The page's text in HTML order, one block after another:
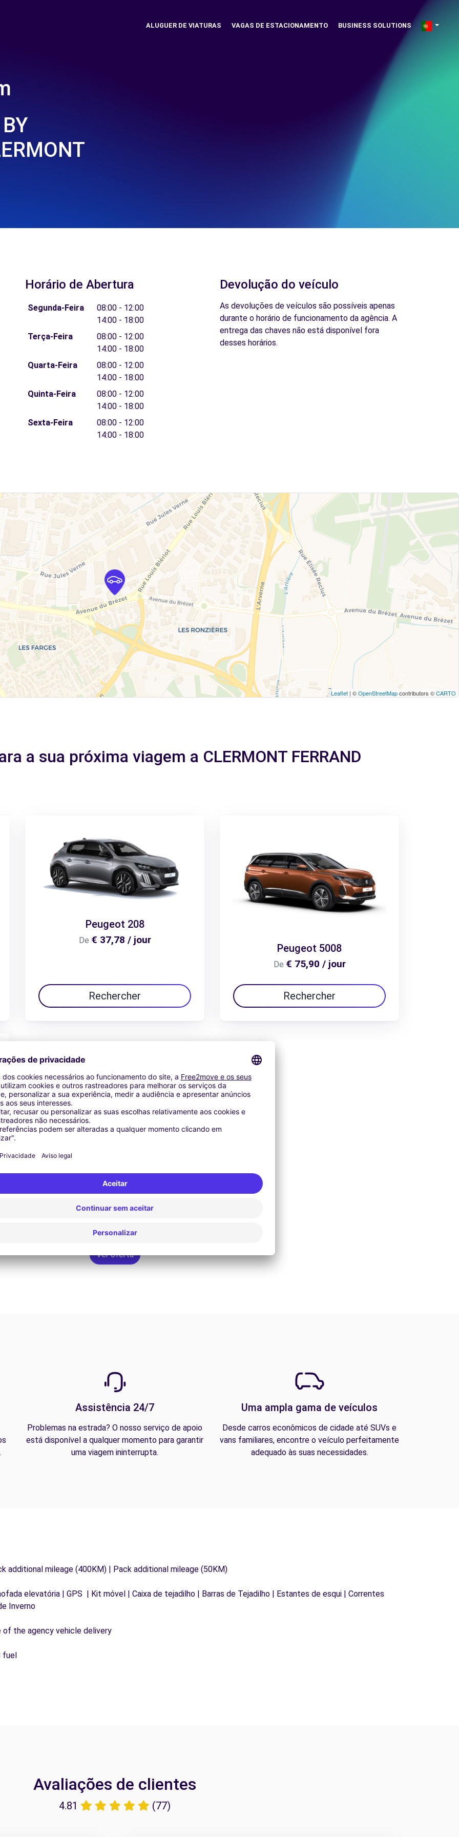
ALUGUER DE VIATURAS VAGAS DE ESTACIONAMENTO BUSINESS SOLUTIONS
Horário de Abertura
Segunda-Feira
08:00 - 12:00
14:00 - 18:00
Terça-Feira
08:00 - 12:00
14:00 - 18:00
Quarta-Feira
08:00 - 12:00
14:00 - 18:00
Quinta-Feira
08:00 - 12:00
14:00 - 18:00
Sexta-Feira
08:00 - 12:00
14:00 - 18:00
Devolução do veículo
As devoluções de veículos são possíveis apenas
durante o horário de funcionamento da agência. A
entrega das chaves não está disponível fora
desses horários.
Leaflet | ©OpenStreetMapcontributors ©CARTO
a sua próxima viagem a CLERMONT FERRAND
Peugeot 208
De € 37,78 / jour
Rechercher
Peugeot 5008
De € 75,90 / jour
Rechercher
Ver oferta
Assistência 24/7
Problemas na estrada? O nosso serviço de apoio
está disponível a qualquer momento para garantir
uma viagem ininterrupta.
Uma ampla gama de veículos
Desde carros econômicos de cidade até SUVs e
vans familiares, encontre o veículo perfeitamente
adequado às suas necessidades.
additional mileage (400KM) | Pack additional mileage (50KM)
elevatória | GPS | Kit móvel | Caixa de tejadilho | Barras de Tejadilho | Estantes de esqui | Correntes
Inverno
the agency vehicle delivery
fuel
Avaliações de clientes
4.81 (77)